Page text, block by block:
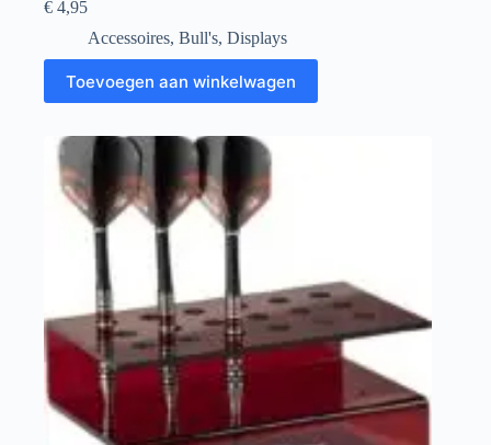
€ 4,95
Accessoires, Bull's, Displays
Toevoegen aan winkelwagen